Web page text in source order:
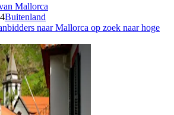
Mallorca
Buitenland
naar Mallorca op zoek naar hoge